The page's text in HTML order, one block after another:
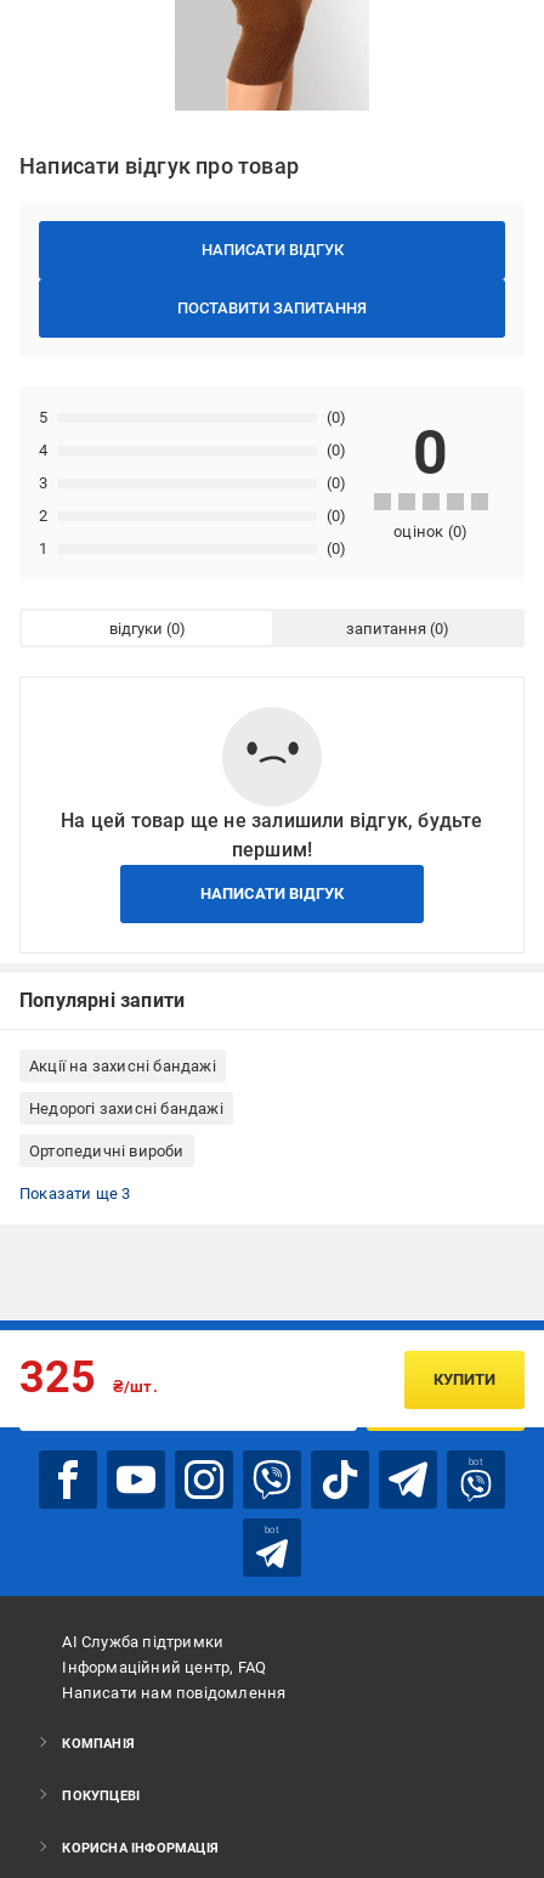
Написати відгук про товар
НАПИСАТИ ВІДГУК
ПОСТАВИТИ ЗАПИТАННЯ
1 (0)
2 (0)
3 (0)
4 (0)
5 (0)
0
оцінок (0)
відгуки запитання
На цей товар ще не залишили відгук, будьте
першим!
НАПИСАТИ ВІДГУК
Популярні запити
Акції на захисні бандажі
Недорогі захисні бандажі
Ортопедичні вироби
Все для бігу
Лікувальні наколінники
Наколінники при артриті і артрозі
Показати ще 3
325 ₴/шт. КУПИТИ
Підписуйтесь, щоб дізнаватись першим про акції та пропозиції
ПІДПИСАТИСЯ
bot
bot
АІ Служба підтримки
Інформаційний центр, FAQ
Написати нам повідомлення
КОМПАНІЯ
ПОКУПЦЕВІ
КОРИСНА ІНФОРМАЦІЯ